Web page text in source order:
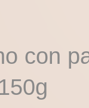
con